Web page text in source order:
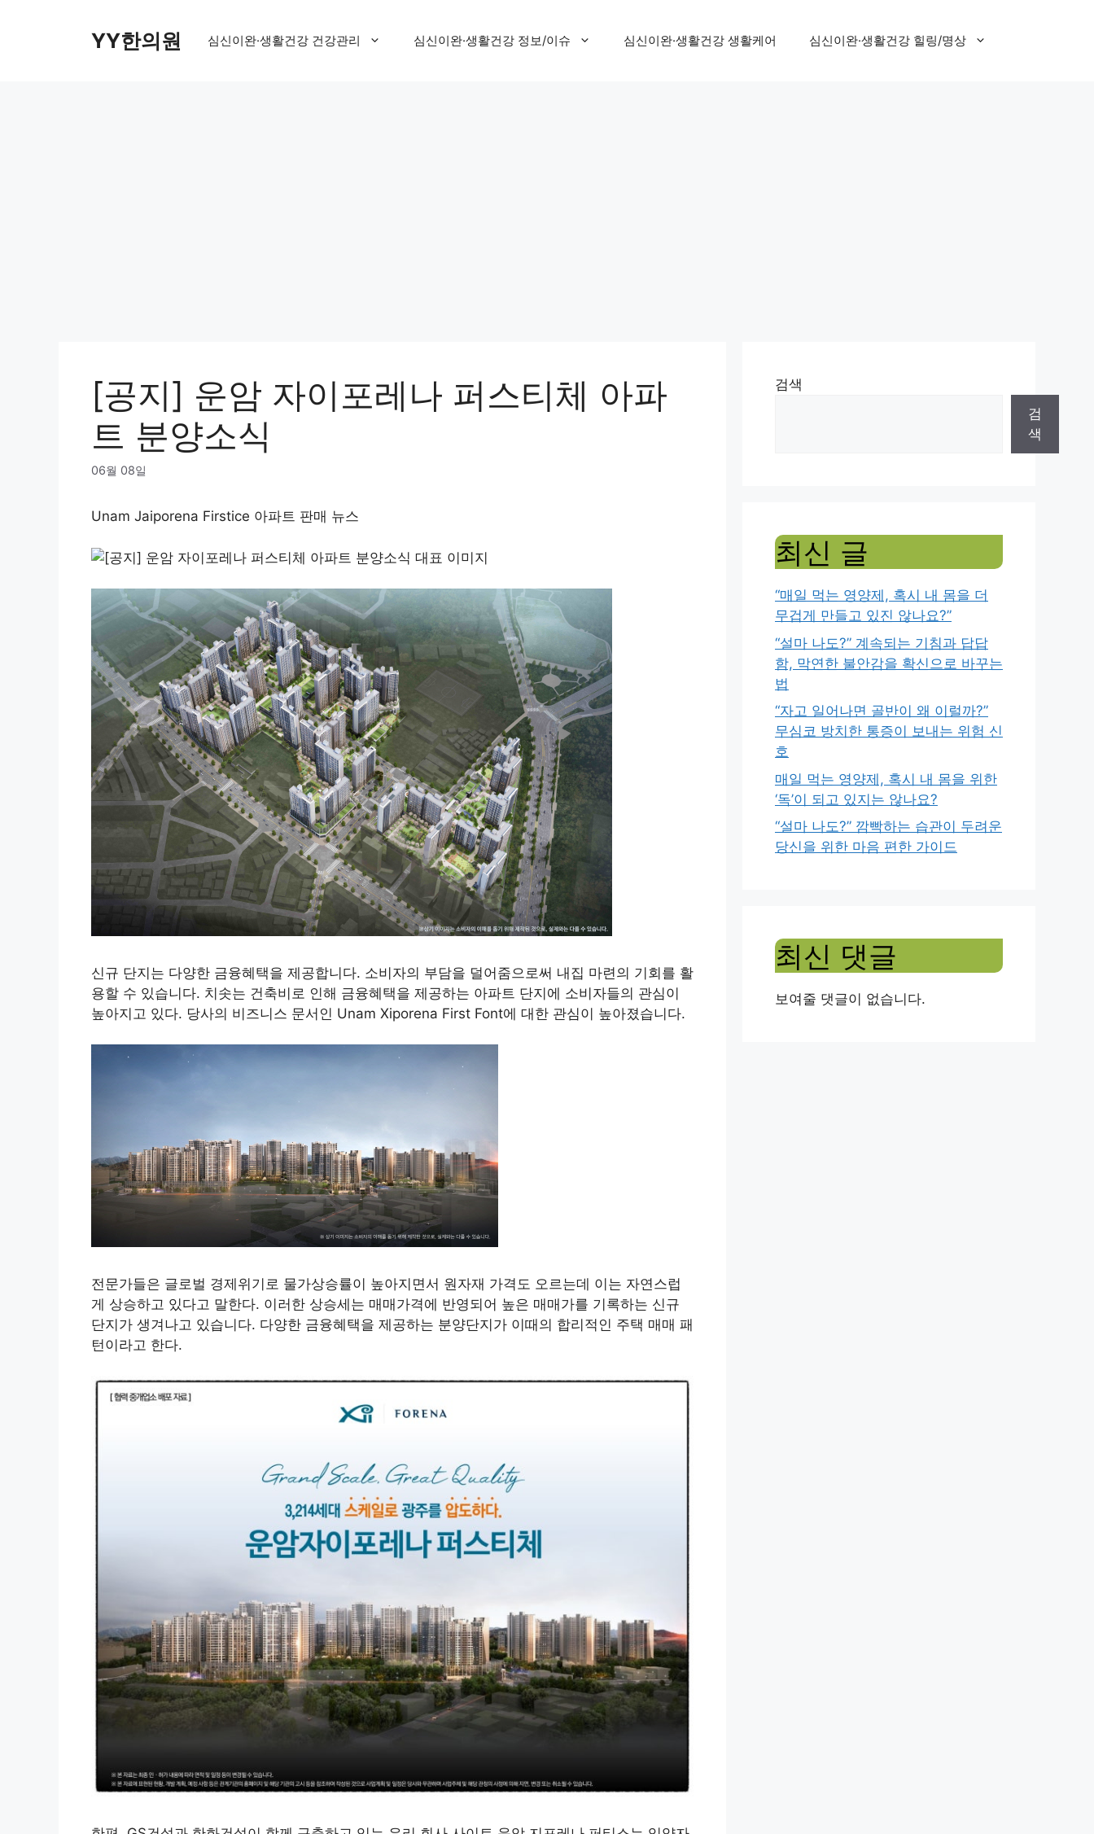
YY한의원 심신이완·생활건강 건강관리 심신이완·생활건강 정보/이슈 심신이완·생활건강 생활케어 심신이완·생활건강 힐링/명상
[공지] 운암 자이포레나 퍼스티체 아파
트 분양소식
06월 08일
Unam Jaiporena Firstice 아파트 판매 뉴스
신규 단지는 다양한 금융혜택을 제공합니다. 소비자의 부담을 덜어줌으로써 내집 마련의 기회를 활
용할 수 있습니다. 치솟는 건축비로 인해 금융혜택을 제공하는 아파트 단지에 소비자들의 관심이
높아지고 있다. 당사의 비즈니스 문서인 Unam Xiporena First Font에 대한 관심이 높아졌습니다.
전문가들은 글로벌 경제위기로 물가상승률이 높아지면서 원자재 가격도 오르는데 이는 자연스럽
게 상승하고 있다고 말한다. 이러한 상승세는 매매가격에 반영되어 높은 매매가를 기록하는 신규
단지가 생겨나고 있습니다. 다양한 금융혜택을 제공하는 분양단지가 이때의 합리적인 주택 매매 패
턴이라고 한다.
검색
검
색
최신 글
“매일 먹는 영양제, 혹시 내 몸을 더
무겁게 만들고 있진 않나요?”
“설마 나도?” 계속되는 기침과 답답
함, 막연한 불안감을 확신으로 바꾸는
법
“자고 일어나면 골반이 왜 이럴까?”
무심코 방치한 통증이 보내는 위험 신
호
매일 먹는 영양제, 혹시 내 몸을 위한
‘독’이 되고 있지는 않나요?
“설마 나도?” 깜빡하는 습관이 두려운
당신을 위한 마음 편한 가이드
최신 댓글
보여줄 댓글이 없습니다.